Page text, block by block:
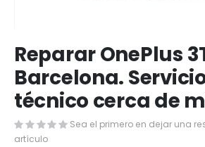
al
comienzo
de
la
galería
de
imágenes
Reparar OnePlus
Barcelona.
técnico cerca de
Sea el primero en dejar una
artículo